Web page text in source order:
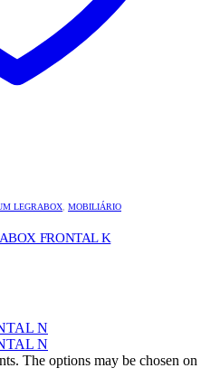
LEGRABOX MOBILIÁRIO
FRONTAL K
The options may be chosen on